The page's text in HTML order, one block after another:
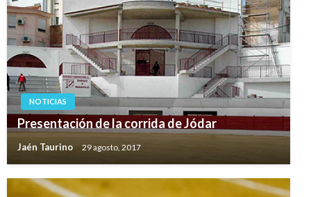
NOTICIAS
Presentación de la corrida de Jódar
Jaén Taurino 29 agosto, 2017